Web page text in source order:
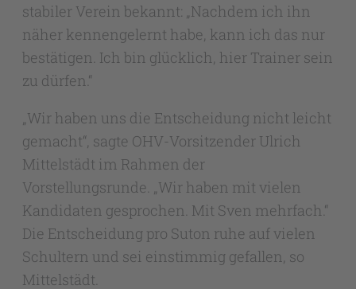
stabiler Verein bekannt: „Nachdem ich ihn
näher kennengelernt habe, kann ich das nur
bestätigen. Ich bin glücklich, hier Trainer sein
zu dürfen.“
„Wir haben uns die Entscheidung nicht leicht
gemacht“, sagte OHV-Vorsitzender Ulrich
Mittelstädt im Rahmen der
Vorstellungsrunde. „Wir haben mit vielen
Kandidaten gesprochen. Mit Sven mehrfach.“
Die Entscheidung pro Suton ruhe auf vielen
Schultern und sei einstimmig gefallen, so
Mittelstädt.